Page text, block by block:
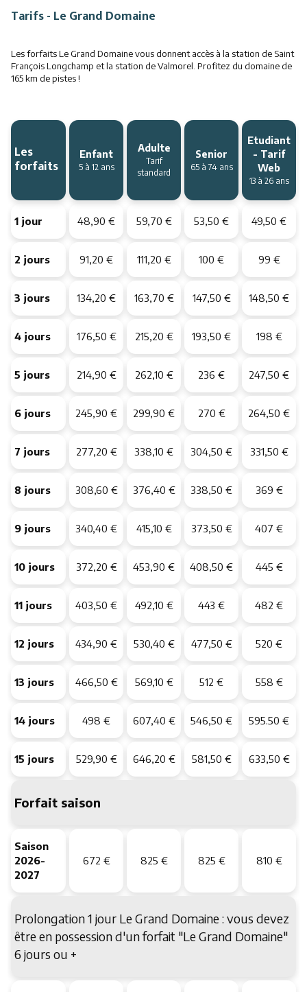
Tarifs - Le Grand Domaine
Les forfaits Le Grand Domaine vous donnent accès à la station de Saint
François Longchamp et la station de Valmorel. Profitez du domaine de
165 km de pistes !
Les
forfaits
Enfant
5 à 12 ans
Adulte
Tarif
standard
Senior
65 à 74 ans
Etudiant
- Tarif
Web
13 à 26 ans
1 jour 48,90 € 59,70 € 53,50 € 49,50 €
2 jours 91,20 € 111,20 € 100 € 99 €
3 jours 134,20 € 163,70 € 147,50 € 148,50 €
4 jours 176,50 € 215,20 € 193,50 € 198 €
5 jours 214,90 € 262,10 € 236 € 247,50 €
6 jours 245,90 € 299,90 € 270 € 264,50 €
7 jours 277,20 € 338,10 € 304,50 € 331,50 €
8 jours 308,60 € 376,40 € 338,50 € 369 €
9 jours 340,40 € 415,10 € 373,50 € 407 €
10 jours 372,20 € 453,90 € 408,50 € 445 €
11 jours 403,50 € 492,10 € 443 € 482 €
12 jours 434,90 € 530,40 € 477,50 € 520 €
13 jours 466,50 € 569,10 € 512 € 558 €
14 jours 498 € 607,40 € 546,50 € 595.50 €
15 jours 529,90 € 646,20 € 581,50 € 633,50 €
Forfait saison
Saison
2026-
2027
672 € 825 € 825 € 810 €
Prolongation 1 jour Le Grand Domaine : vous devez
être en possession d'un forfait "Le Grand Domaine"
6 jours ou +